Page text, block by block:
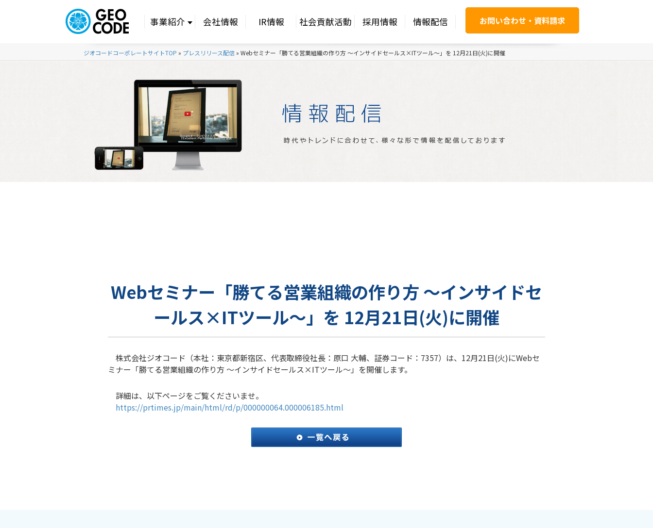
事業紹介 会社情報 IR情報 社会貢献活動 採用情報 情報配信 お問い合わせ・資料請求
ジオコードコーポレートサイトTOP » プレスリリース配信 » Webセミナー「勝てる営業組織の作り方 ～インサイドセールス×ITツール～」を 12月21日(火)に開催
Webセミナー「勝てる営業組織の作り方 ～インサイドセ
ールス×ITツール～」を 12月21日(火)に開催
株式会社ジオコード（本社：東京都新宿区、代表取締役社長：原口 大輔、証券コード：7357）は、12月21日(火)にWebセ
ミナー「勝てる営業組織の作り方 ～インサイドセールス×ITツール～」を開催します。
詳細は、以下ページをご覧くださいませ。
https://prtimes.jp/main/html/rd/p/000000064.000006185.html